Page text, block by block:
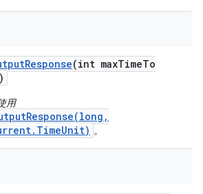
Response(int maxTimeTo
用
。